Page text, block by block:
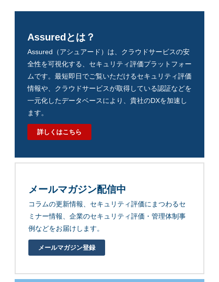
Assuredとは？
Assured（アシュアード）は、クラウドサービスの安
全性を可視化する、セキュリティ評価プラットフォー
ムです。最短即日でご覧いただけるセキュリティ評価
情報や、クラウドサービスが取得している認証などを
一元化したデータベースにより、貴社のDXを加速し
ます。
詳しくはこちら
メールマガジン配信中
コラムの更新情報、セキュリティ評価にまつわるセ
ミナー情報、企業のセキュリティ評価・管理体制事
例などをお届けします。
メールマガジン登録